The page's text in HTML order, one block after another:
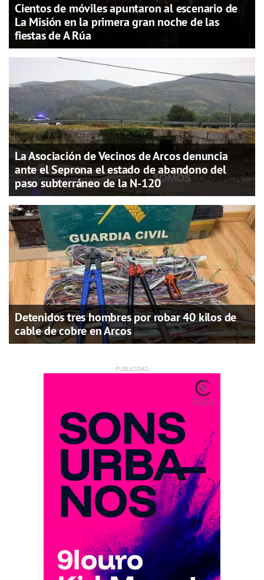
Cientos de móviles apuntaron al escenario de
La Misión en la primera gran noche de las
fiestas de A Rúa
La Asociación de Vecinos de Arcos denuncia
ante el Seprona el estado de abandono del
paso subterráneo de la N-120
Detenidos tres hombres por robar 40 kilos de
cable de cobre en Arcos